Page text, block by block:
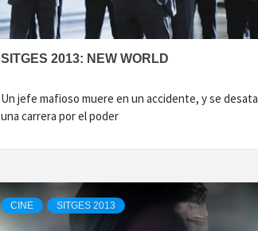
SITGES 2013: NEW WORLD
Un jefe mafioso muere en un accidente, y se desata
una carrera por el poder
CINE SITGES 2013